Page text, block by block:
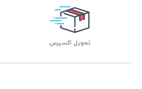
تحویل اکسپرس